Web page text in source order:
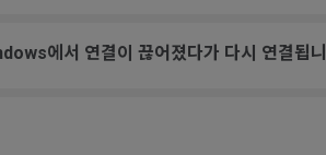
에서 연결이 끊어졌다가 다시 연결됩